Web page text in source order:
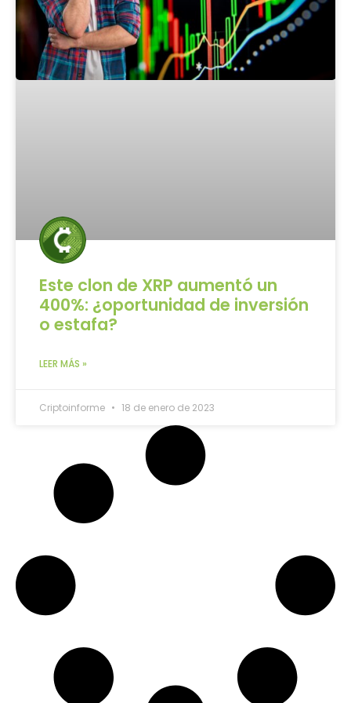
Este clon de XRP aumentó un
400%: ¿oportunidad de inversión
o estafa?
LEER MÁS »
Criptoinforme 18 de enero de 2023